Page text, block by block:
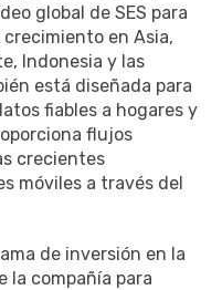
global de SES para
en Asia,
Indonesia y las
está diseñada para
fiables a hogares y
flujos
crecientes
móviles a través del
de inversión en la
la compañía para